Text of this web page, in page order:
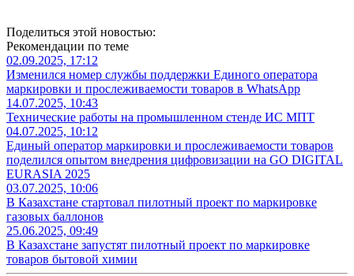
Поделиться этой новостью:
Рекомендации по теме
02.09.2025, 17:12
Изменился номер службы поддержки Единого оператора
маркировки и прослеживаемости товаров в WhatsApp
14.07.2025, 10:43
Технические работы на промышленном стенде ИС МПТ
04.07.2025, 10:12
Единый оператор маркировки и прослеживаемости товаров
поделился опытом внедрения цифровизации на GO DIGITAL
EURASIA 2025
03.07.2025, 10:06
В Казахстане стартовал пилотный проект по маркировке
газовых баллонов
25.06.2025, 09:49
В Казахстане запустят пилотный проект по маркировке
товаров бытовой химии